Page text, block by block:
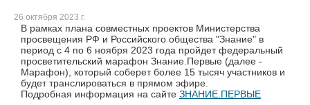
26 октября 2023 г.
В рамках плана совместных проектов Министерства
просвещения РФ и Российского общества "Знание" в
период с 4 по 6 ноября 2023 года пройдет федеральный
просветительский марафон Знание.Первые (далее -
Марафон), который соберет более 15 тысяч участников и
будет транслироваться в прямом эфире.
Подробная информация на сайте ЗНАНИЕ.ПЕРВЫЕ